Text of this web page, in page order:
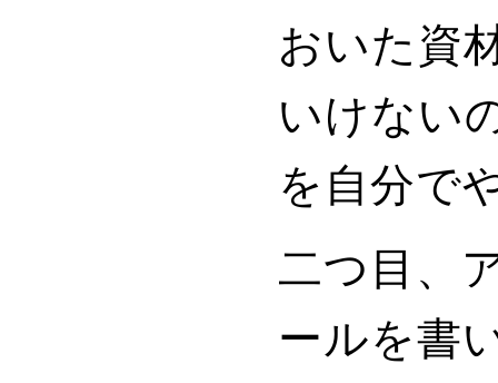
おいた資
いけない
を自分で
二つ目、
ールを書